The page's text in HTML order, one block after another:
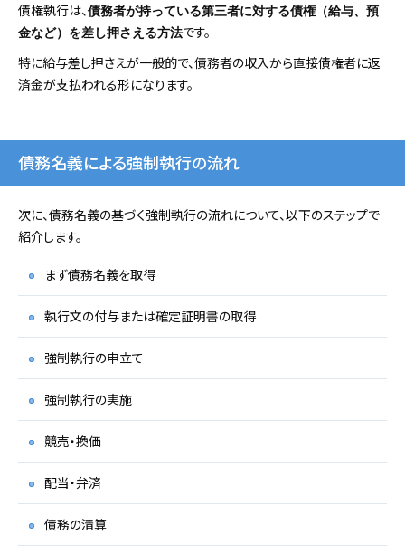
債権執行は、債務者が持っている第三者に対する債権（給与、預
金など）を差し押さえる方法です。
特に給与差し押さえが一般的で、債務者の収入から直接債権者に返
済金が支払われる形になります。
債務名義による強制執行の流れ
次に、債務名義の基づく強制執行の流れについて、以下のステップで
紹介します。
まず債務名義を取得
執行文の付与または確定証明書の取得
強制執行の申立て
強制執行の実施
競売・換価
配当・弁済
債務の清算